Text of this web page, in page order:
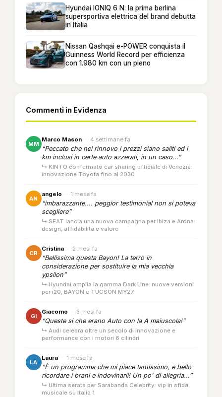
Hyundai IONIQ 6 N: la prima berlina
supersportiva elettrica del brand debutta
in Italia
Nissan Qashqai e-POWER conquista il
Guinness World Record per efficienza
con 1.980 km con un pieno
Commenti in Evidenza
MM
Marco Mason · 4 settimane fa
“Peccato che nel rinnovo i prezzi siano saliti ed i
km inclusi in certe auto azzerati, in un caso...”
↳ KINTO confermato car sharing ufficiale di Venezia:
innovazione Toyota fino al 2030
AN
angelo · 1 mese fa
“imbarazzante.... peggior testimonial non si poteva
scegliere”
↳ SEAT lancia una nuova campagna per Ibiza e Arona:
design, affidabilità e valore
CR
Cristina · 2 mesi fa
“Bellissima questa Bayon! La terrò in
considerazione per sostituire la mia vecchia
ypsilon”
↳ Hyundai amplia la gamma Dark Line: nuove versioni
per i20, BAYON e TUCSON MY27
GI
Giacomo · 3 mesi fa
“Queste si che erano Auto con la A maiuscola!”
↳ Audi celebra oltre un secolo di innovazione e
performance con i motori 6 cilindri
LA
Laura · 1 mese fa
“È un programma che mi piace tantissimo, e bello
ricordare i brani e indovinarli! Un po' di allegria...”
↳ Ultima serata per Sarabanda Celebrity: vip in sfida
musicale su Italia 1